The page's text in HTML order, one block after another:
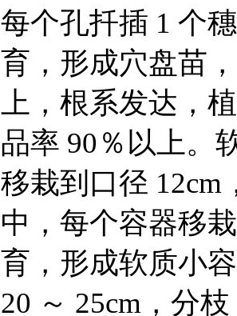
每个孔扦插 1 个
育，形成穴盘苗
上，根系发达，
品率 90％以上。
移栽到口径 12cm
中，每个容器移
育，形成软质小
20 ～ 25cm，分